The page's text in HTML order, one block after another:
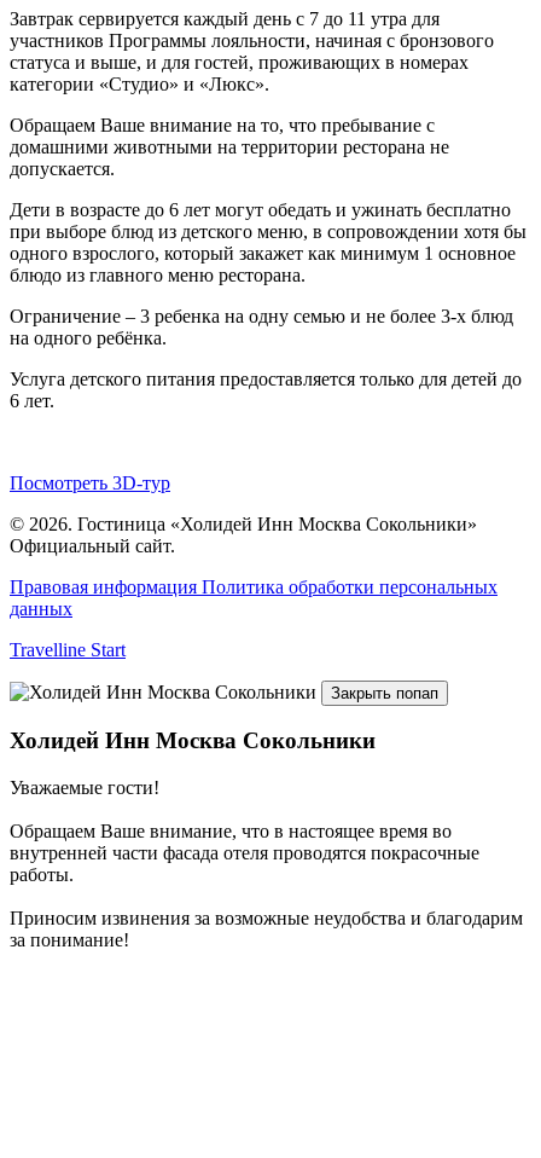
Завтрак сервируется каждый день с 7 до 11 утра для
участников Программы лояльности, начиная с бронзового
статуса и выше, и для гостей, проживающих в номерах
категории «Студио» и «Люкс».
Обращаем Ваше внимание на то, что пребывание с
домашними животными на территории ресторана не
допускается.
Дети в возрасте до 6 лет могут обедать и ужинать бесплатно
при выборе блюд из детского меню, в сопровождении хотя бы
одного взрослого, который закажет как минимум 1 основное
блюдо из главного меню ресторана.
Ограничение – 3 ребенка на одну семью и не более 3-х блюд
на одного ребёнка.
Услуга детского питания предоставляется только для детей до
6 лет.
Посмотреть 3D-тур
© 2026. Гостиница «Холидей Инн Москва Сокольники»
Официальный сайт.
Правовая информация Политика обработки персональных
данных
Travelline Start
Закрыть попап
Холидей Инн Москва Сокольники
Уважаемые гости!
Обращаем Ваше внимание, что в настоящее время во
внутренней части фасада отеля проводятся покрасочные
работы.
Приносим извинения за возможные неудобства и благодарим
за понимание!